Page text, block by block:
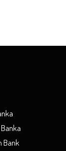
Bank